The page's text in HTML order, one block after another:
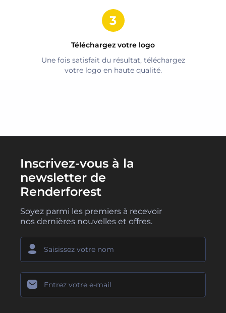
Téléchargez votre logo
Une fois satisfait du résultat, téléchargez
votre logo en haute qualité.
Inscrivez-vous à la
newsletter de
Renderforest
Soyez parmi les premiers à recevoir
nos dernières nouvelles et offres.